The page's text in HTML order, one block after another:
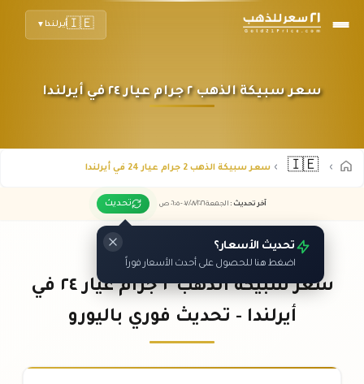
🇮🇪أيرلندا ▼
سعر سبيكة الذهب ٢ جرام عيار ٢٤ في أيرلندا
🇮🇪 سعر سبيكة الذهب 2 جرام عيار 24 في أيرلندا
آخر تحديث : الجمعة ٠٧ /٠٨/٢٠٢٦ - ٠٦:٠٥ ص تحديث
تحديث الأسعار؟
اضغط هنا للحصول على أحدث الأسعار فوراً
سعر سبيكة الذهب ٢ جرام عيار ٢٤ في
أيرلندا - تحديث فوري باليورو